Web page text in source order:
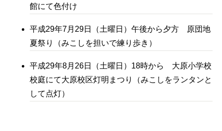
館にて色付け
平成29年7月29日（土曜日）午後から夕方 原団地
夏祭り（みこしを担いで練り歩き）
平成29年8月26日（土曜日）18時から 大原小学校
校庭にて大原校区灯明まつり（みこしをランタンと
して点灯）